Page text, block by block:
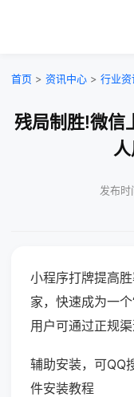
首页 > 资讯中心 > 行业资
残局制胜!微信
发布
小程序打牌提高
家，快速成为一
用户可通过正规渠
辅助安装，可
件安装教程